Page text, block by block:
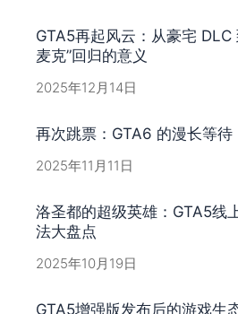
GTA5再起风云：从豪宅 DLC
麦克”回归的意义
2025年12月14日
再次跳票：GTA6 的漫长等待
2025年11月11日
洛圣都的超级英雄：GTA5线
法大盘点
2025年10月19日
GTA5增强版发布后的游戏生